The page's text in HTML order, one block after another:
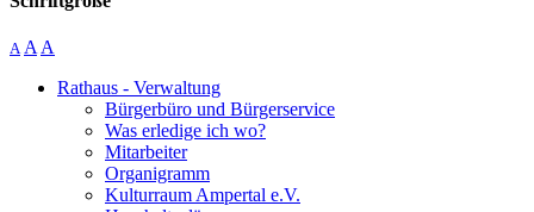
A A A
Rathaus - Verwaltung
Bürgerbüro und Bürgerservice
Was erledige ich wo?
Mitarbeiter
Organigramm
Kulturraum Ampertal e.V.